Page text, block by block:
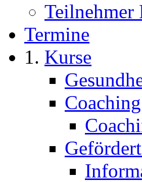
Teilnehmer
Termine
Kurse
Coaching